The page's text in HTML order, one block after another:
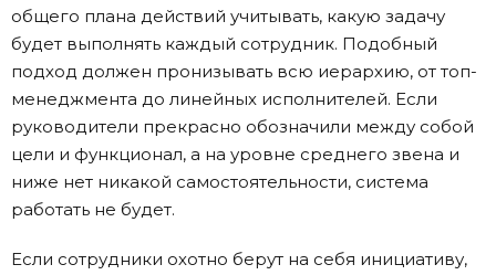
общего плана действий учитывать, какую задачу
будет выполнять каждый сотрудник. Подобный
подход должен пронизывать всю иерархию, от топ-
менеджмента до линейных исполнителей. Если
руководители прекрасно обозначили между собой
цели и функционал, а на уровне среднего звена и
ниже нет никакой самостоятельности, система
работать не будет.
Если сотрудники охотно берут на себя инициативу,